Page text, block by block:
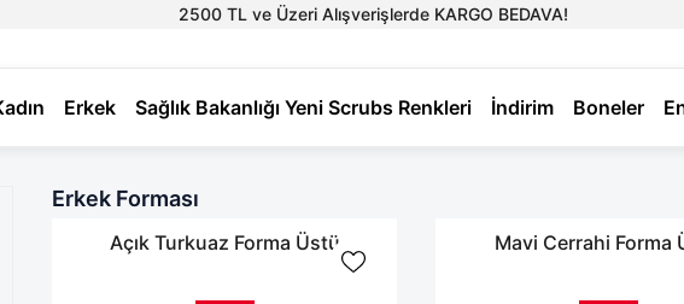
2500 TL ve Üzeri Alışverişlerde KARGO BEDAVA!
Erkek Sağlık Bakanlığı Yeni Scrubs Renkleri İndirim Boneler
Erkek Forması
Açık Turkuaz Forma Üstü Mavi Cerrahi Forma